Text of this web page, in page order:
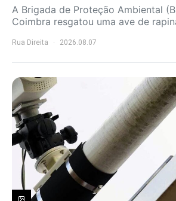
A Brigada de Proteção Ambiental
Coimbra resgatou uma ave de
Rua Direita 2026.08.07